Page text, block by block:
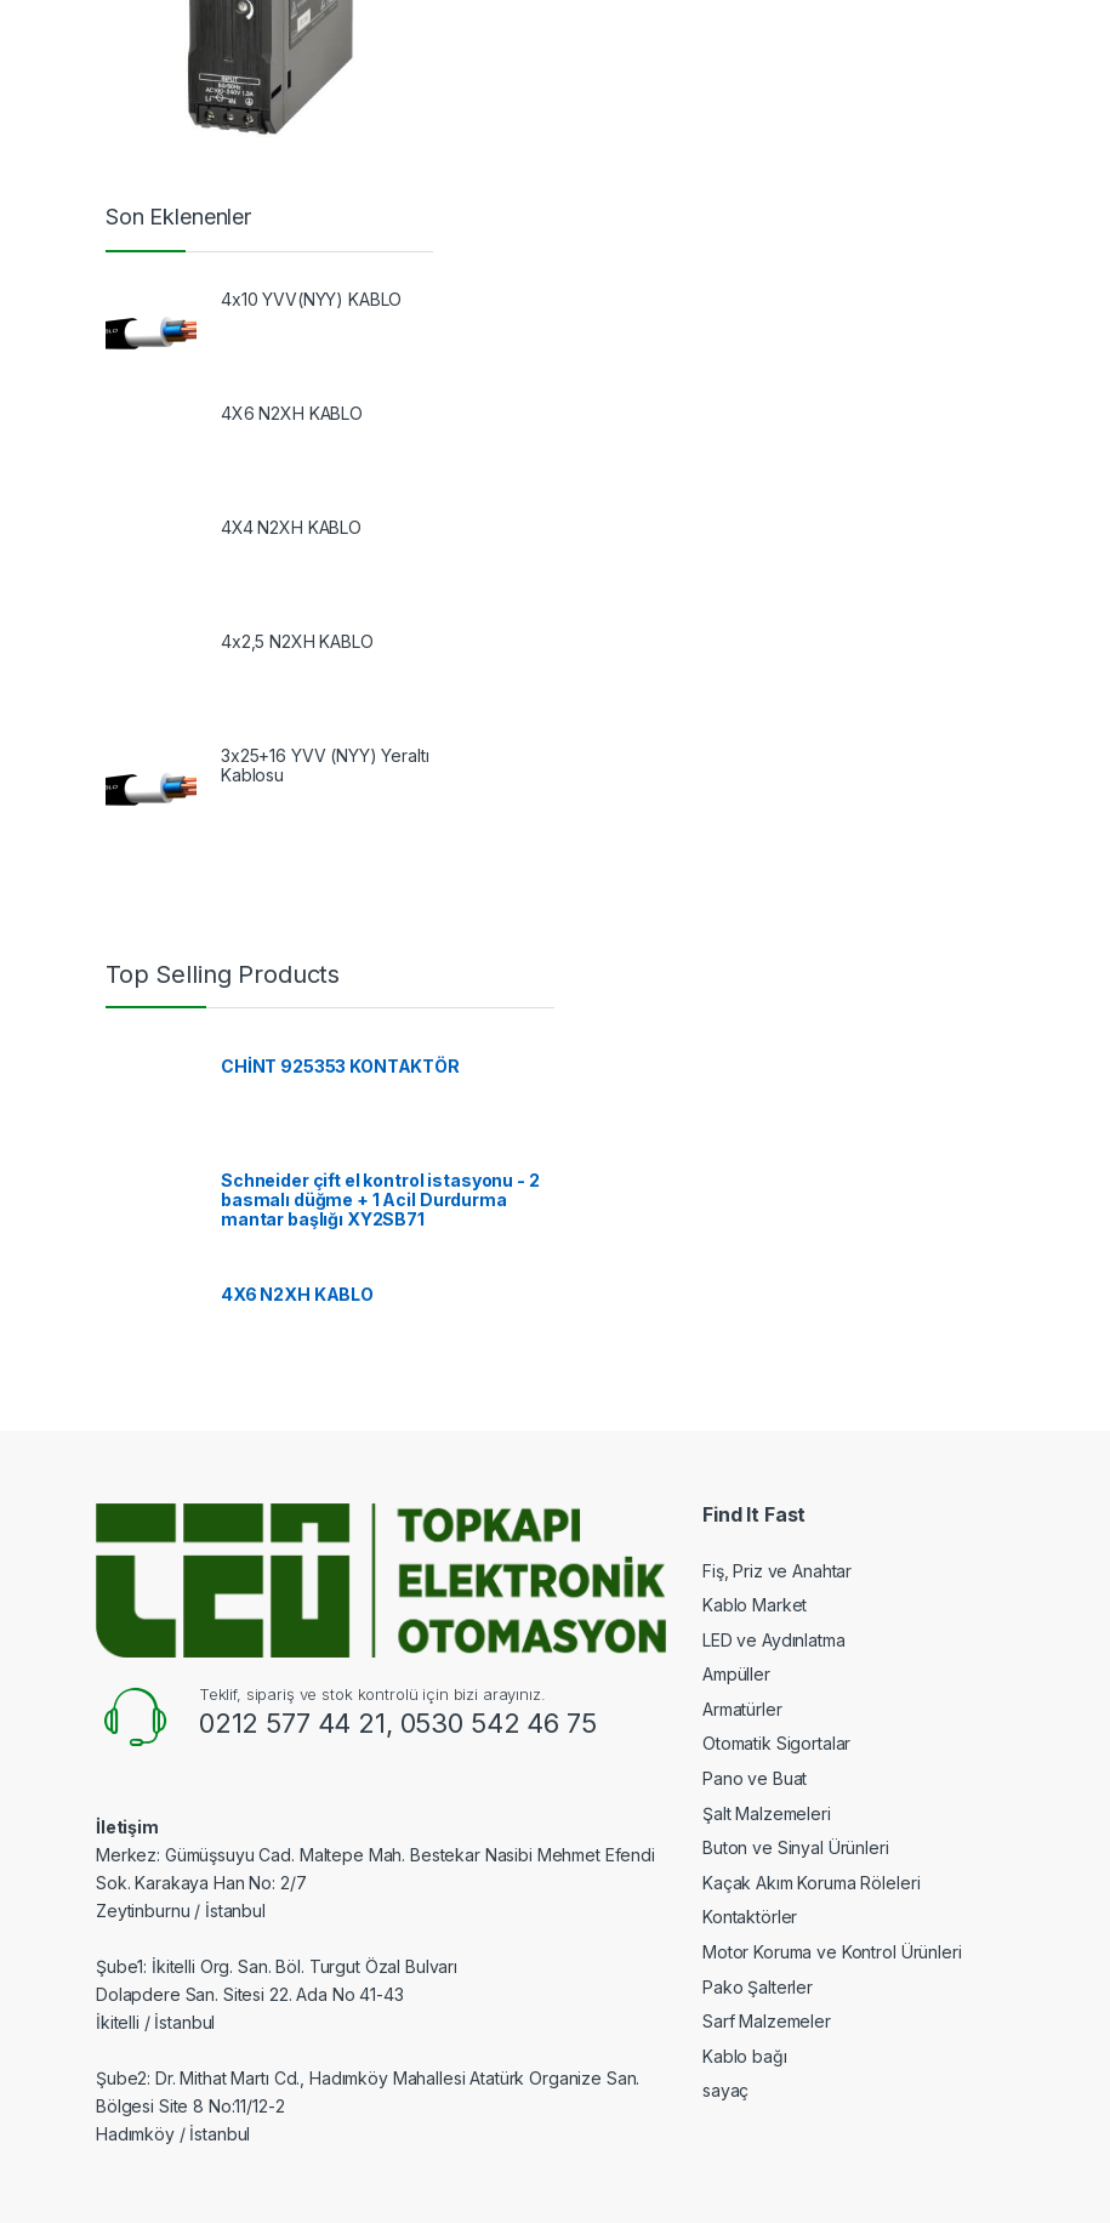
Son Eklenenler
4x10 YVV(NYY) KABLO
4X6 N2XH KABLO
4X4 N2XH KABLO
4x2,5 N2XH KABLO
3x25+16 YVV (NYY) Yeraltı
Kablosu
Top Selling Products
CHİNT 925353 KONTAKTÖR
Schneider çift el kontrol istasyonu - 2
basmalı düğme + 1 Acil Durdurma
mantar başlığı XY2SB71
4X6 N2XH KABLO
Teklif, sipariş ve stok kontrolü için bizi arayınız.
0212 577 44 21, 0530 542 46 75
İletişim
Merkez: Gümüşsuyu Cad. Maltepe Mah. Bestekar Nasibi Mehmet Efendi
Sok. Karakaya Han No: 2/7
Zeytinburnu / İstanbul
Şube1: İkitelli Org. San. Böl. Turgut Özal Bulvarı
Dolapdere San. Sitesi 22. Ada No 41-43
İkitelli / İstanbul
Şube2: Dr. Mithat Martı Cd., Hadımköy Mahallesi Atatürk Organize San.
Bölgesi Site 8 No:11/12-2
Hadımköy / İstanbul
Find It Fast
Fiş, Priz ve Anahtar
Kablo Market
LED ve Aydınlatma
Ampüller
Armatürler
Otomatik Sigortalar
Pano ve Buat
Şalt Malzemeleri
Buton ve Sinyal Ürünleri
Kaçak Akım Koruma Röleleri
Kontaktörler
Motor Koruma ve Kontrol Ürünleri
Pako Şalterler
Sarf Malzemeler
Kablo bağı
sayaç